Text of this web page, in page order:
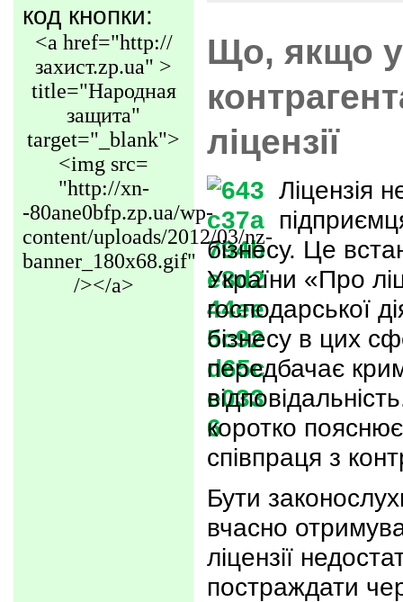
код кнопки:
<a href="http://
захист.zp.ua" >
title="Народная
защита"
target="_blank">
<img src=
"http://xn-
-80ane0bfp.zp.ua/wp-
content/uploads/2012/03/nz-
banner_180x68.gif"
/></a>
Що, якщо
ліцензії
Ліцензія
бізнесу. Це
України «Про
господарської
бізнесу в цих
передбачає
коротко
співпраця з
Бути
вчасно
ліцензії
постраждати